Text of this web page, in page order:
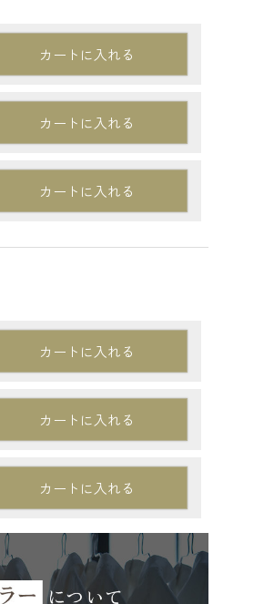
カートに入れる
カートに入れる
カートに入れる
カートに入れる
カートに入れる
カートに入れる